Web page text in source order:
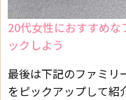
20代女性におすすめ
ックしよう
最後は下記のファミリ
をピックアップして紹